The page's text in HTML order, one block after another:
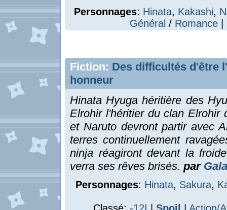
Personnages: Hinata, Kakashi,
Général / Romance
Fiction: Des difficultés d'être
honneur
Hinata Hyuga héritière des
Elrohir l'héritier du clan Elrohir
et Naruto devront partir avec
terres continuellement
ninja réagiront devant la
verra ses rêves brisés. par
Personnages: Hinata, Sakura,